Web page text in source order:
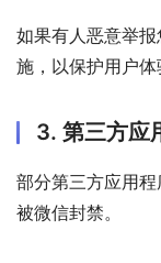
如果有人恶意举
施，以保护用户体
3. 第三方应
部分第三方应用
被微信封禁。